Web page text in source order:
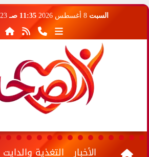
السبت 8 أغسطس 2026 11:35 صـ 23 صفر 1448
الأخبار التغذية والدايت